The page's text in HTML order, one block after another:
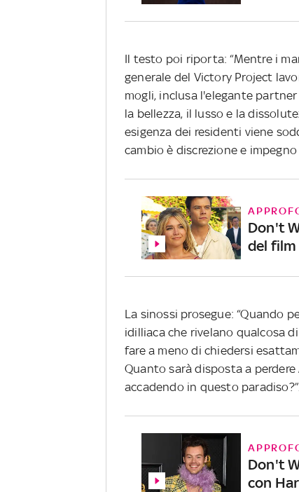
Il testo poi riporta: “Mentre i
generale del Victory Project
mogli, inclusa l'elegante
la bellezza, il lusso e la
esigenza dei residenti viene
cambio è discrezione e
Don't
del film
La sinossi prosegue: “Quando
idilliaca che rivelano qualcosa
fare a meno di chiedersi
Quanto sarà disposta a
accadendo in questo paradiso?”.
Don't
con